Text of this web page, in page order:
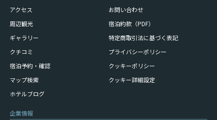
アクセス
周辺観光
ギャラリー
クチコミ
宿泊予約・確認
マップ検索
ホテルブログ
お問い合わせ
宿泊約款（PDF）
特定商取引法に基づく表記
プライバシーポリシー
クッキーポリシー
クッキー詳細設定
企業情報